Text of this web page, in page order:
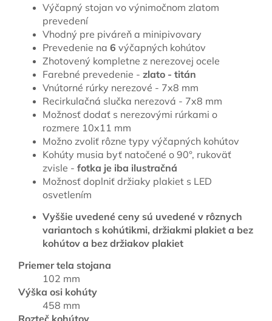
Výčapný stojan vo výnimočnom zlatom
prevedení
Vhodný pre piváreň a minipivovary
Prevedenie na 6 výčapných kohútov
Zhotovený kompletne z nerezovej ocele
Farebné prevedenie - zlato - titán
Vnútorné rúrky nerezové - 7x8 mm
Recirkulačná slučka nerezová - 7x8 mm
Možnosť dodať s nerezovými rúrkami o
rozmere 10x11 mm
Možno zvoliť rôzne typy výčapných kohútov
Kohúty musia byť natočené o 90°, rukoväť
zvisle - fotka je iba ilustračná
Možnosť doplniť držiaky plakiet s LED
osvetlením
Vyššie uvedené ceny sú uvedené v rôznych
variantoch s kohútikmi, držiakmi plakiet a bez
kohútov a bez držiakov plakiet
Priemer tela stojana
102 mm
Výška osi kohúty
458 mm
Rozteč kohútov